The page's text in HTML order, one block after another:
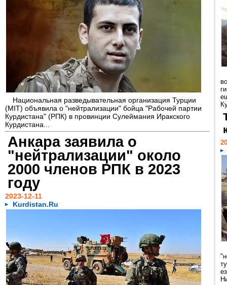
Национальная разведывательная организация Турции
(MIT) объявила о "нейтрализации" бойца "Рабочей партии
Курдистана" (РПК) в провинции Сулеймания Иракского
Курдистана...
Анкара заявила о
"нейтрализации" около
2000 членов РПК в 2023
году
2023-12-11
Kurdistan.Ru